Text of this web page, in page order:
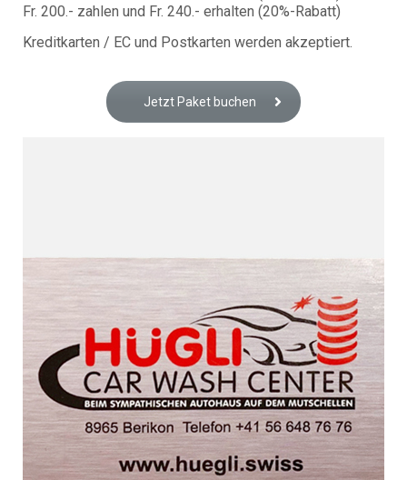
Fr. 200.- zahlen und Fr. 240.- erhalten (20%-Rabatt)
Kreditkarten / EC und Postkarten werden akzeptiert.
Jetzt Paket buchen